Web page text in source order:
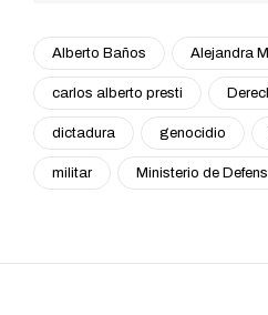
Alberto Baños Alejandra
carlos alberto presti
dictadura genocidio
militar Ministerio de